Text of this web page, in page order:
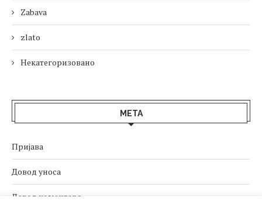
Zabava
zlato
Некатегоризовано
МЕТА
Пријава
Довод уноса
Довод коментара